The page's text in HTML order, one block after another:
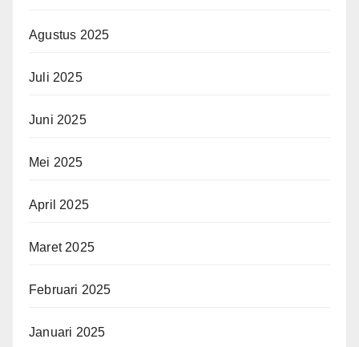
Agustus 2025
Juli 2025
Juni 2025
Mei 2025
April 2025
Maret 2025
Februari 2025
Januari 2025